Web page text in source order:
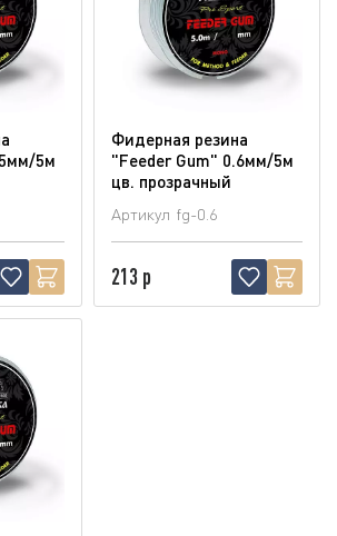
5м
Фидерная резина
"Feeder Gum" 0.6мм/5м
цв. прозрачный
Артикул fg-0.6
213 р